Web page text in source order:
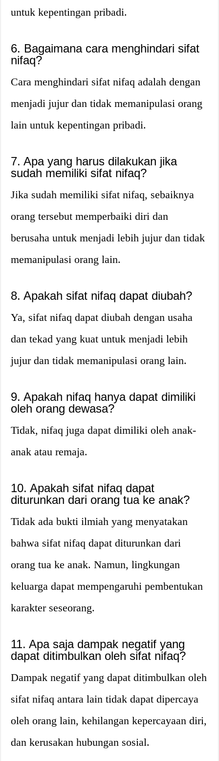
untuk kepentingan pribadi.
6. Bagaimana cara menghindari sifat
nifaq?
Cara menghindari sifat nifaq adalah dengan
menjadi jujur dan tidak memanipulasi orang
lain untuk kepentingan pribadi.
7. Apa yang harus dilakukan jika
sudah memiliki sifat nifaq?
Jika sudah memiliki sifat nifaq, sebaiknya
orang tersebut memperbaiki diri dan
berusaha untuk menjadi lebih jujur dan tidak
memanipulasi orang lain.
8. Apakah sifat nifaq dapat diubah?
Ya, sifat nifaq dapat diubah dengan usaha
dan tekad yang kuat untuk menjadi lebih
jujur dan tidak memanipulasi orang lain.
9. Apakah nifaq hanya dapat dimiliki
oleh orang dewasa?
Tidak, nifaq juga dapat dimiliki oleh anak-
anak atau remaja.
10. Apakah sifat nifaq dapat
diturunkan dari orang tua ke anak?
Tidak ada bukti ilmiah yang menyatakan
bahwa sifat nifaq dapat diturunkan dari
orang tua ke anak. Namun, lingkungan
keluarga dapat mempengaruhi pembentukan
karakter seseorang.
11. Apa saja dampak negatif yang
dapat ditimbulkan oleh sifat nifaq?
Dampak negatif yang dapat ditimbulkan oleh
sifat nifaq antara lain tidak dapat dipercaya
oleh orang lain, kehilangan kepercayaan diri,
dan kerusakan hubungan sosial.